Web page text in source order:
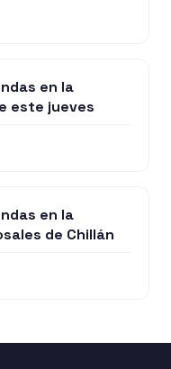
en la
este jueves
en la
de Chillán